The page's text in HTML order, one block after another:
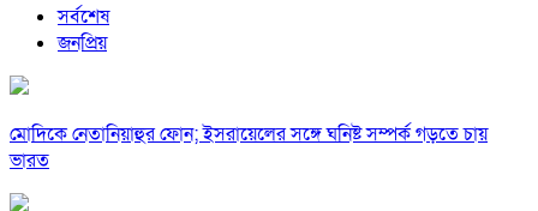
সর্বশেষ
জনপ্রিয়
মোদিকে নেতানিয়াহুর ফোন; ইসরায়েলের সঙ্গে ঘনিষ্ট সম্পর্ক গড়তে চায়
ভারত